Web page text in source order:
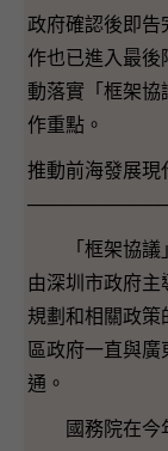
政府確認後即告
作也已進入最後
動落實「框架協
作重點。
推動前海發展現
「框架協議」
由深圳市政府
規劃和相關政策
區政府一直與
通。
國務院在今年